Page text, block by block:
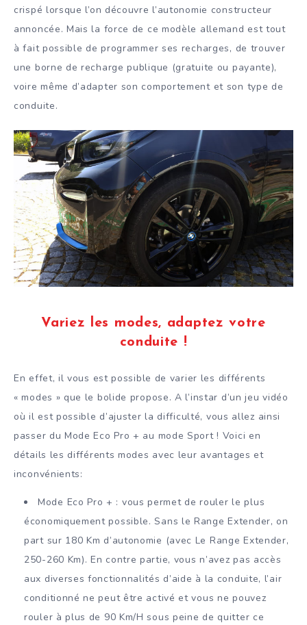
crispé lorsque l’on découvre l’autonomie constructeur
annoncée. Mais la force de ce modèle allemand est tout
à fait possible de programmer ses recharges, de trouver
une borne de recharge publique (gratuite ou payante),
voire même d’adapter son comportement et son type de
conduite.
Variez les modes, adaptez votre
conduite !
En effet, il vous est possible de varier les différents
« modes » que le bolide propose. A l’instar d’un jeu vidéo
où il est possible d’ajuster la difficulté, vous allez ainsi
passer du Mode Eco Pro + au mode Sport ! Voici en
détails les différents modes avec leur avantages et
inconvénients:
Mode Eco Pro + : vous permet de rouler le plus
économiquement possible. Sans le Range Extender, on
part sur 180 Km d’autonomie (avec Le Range Extender,
250-260 Km). En contre partie, vous n’avez pas accès
aux diverses fonctionnalités d’aide à la conduite, l’air
conditionné ne peut être activé et vous ne pouvez
rouler à plus de 90 Km/H sous peine de quitter ce